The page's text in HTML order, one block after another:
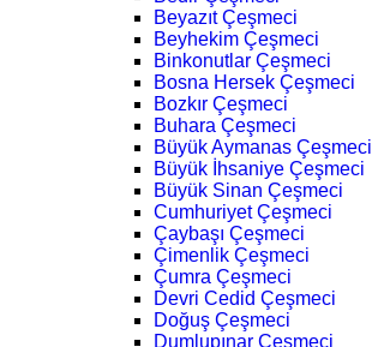
Beyazıt Çeşmeci
Beyhekim Çeşmeci
Binkonutlar Çeşmeci
Bosna Hersek Çeşmeci
Bozkır Çeşmeci
Buhara Çeşmeci
Büyük Aymanas Çeşmeci
Büyük İhsaniye Çeşmeci
Büyük Sinan Çeşmeci
Cumhuriyet Çeşmeci
Çaybaşı Çeşmeci
Çimenlik Çeşmeci
Çumra Çeşmeci
Devri Cedid Çeşmeci
Doğuş Çeşmeci
Dumlupınar Çeşmeci